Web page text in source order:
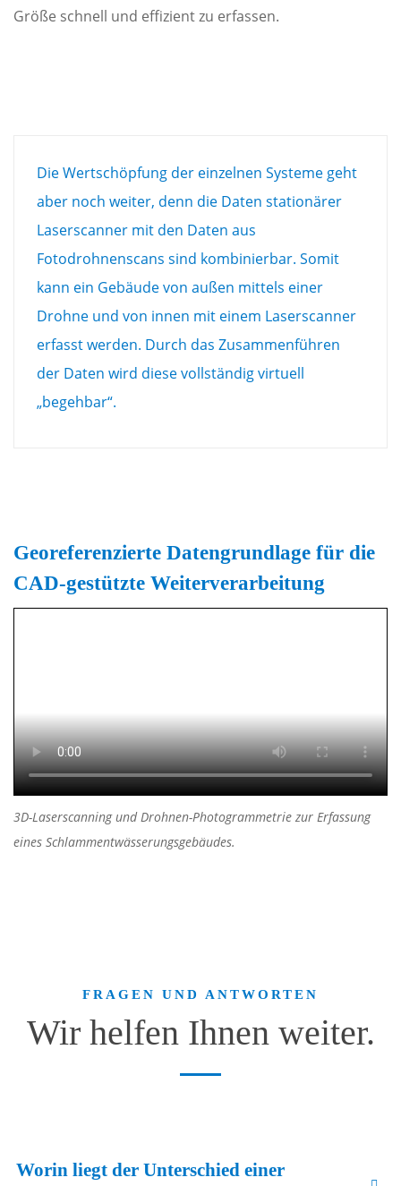
Größe schnell und effizient zu erfassen.
Die Wertschöpfung der einzelnen Systeme geht
aber noch weiter, denn die Daten stationärer
Laserscanner mit den Daten aus
Fotodrohnenscans sind kombinierbar. Somit
kann ein Gebäude von außen mittels einer
Drohne und von innen mit einem Laserscanner
erfasst werden. Durch das Zusammenführen
der Daten wird diese vollständig virtuell
„begehbar“.
Georeferenzierte Datengrundlage für die
CAD-gestützte Weiterverarbeitung
3D-Laserscanning und Drohnen-Photogrammetrie zur Erfassung
eines Schlammentwässerungsgebäudes.
FRAGEN UND ANTWORTEN
Wir helfen Ihnen weiter.
Worin liegt der Unterschied einer